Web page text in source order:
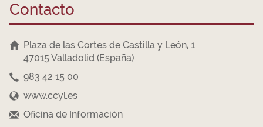
Contacto
Plaza de las Cortes de Castilla y León, 1
47015 Valladolid (España)
983 42 15 00
www.ccyl.es
Oficina de Información